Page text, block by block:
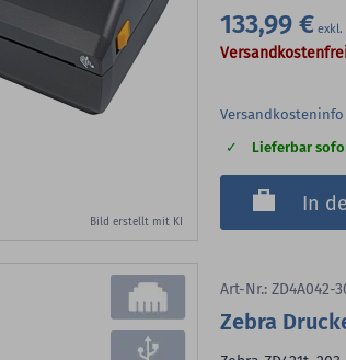
Bild erstellt mit KI
133,99 €
Versandkosteninfo
Lieferbar
In
Art-Nr.: ZD4A042-
Zebra